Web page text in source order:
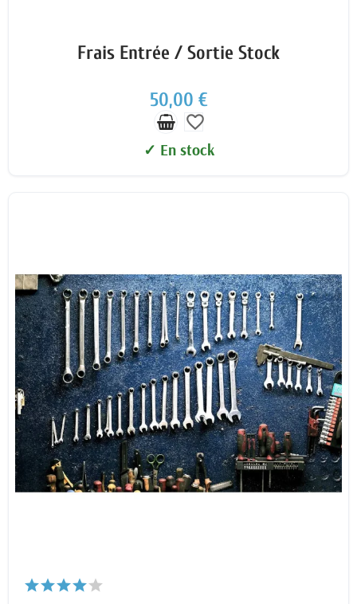
Frais Entrée / Sortie Stock
50,00 €
favorite_border
✓ En stock